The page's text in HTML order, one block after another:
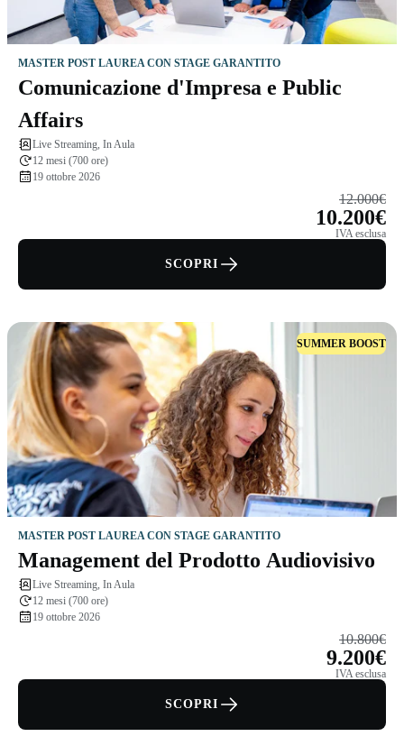
MASTER POST LAUREA CON STAGE GARANTITO
Comunicazione d'Impresa e Public
Affairs
Live Streaming, In Aula
12 mesi (700 ore)
19 ottobre 2026
12.000€
10.200€
IVA esclusa
SCOPRI
SUMMER BOOST
MASTER POST LAUREA CON STAGE GARANTITO
Management del Prodotto Audiovisivo
Live Streaming, In Aula
12 mesi (700 ore)
19 ottobre 2026
10.800€
9.200€
IVA esclusa
SCOPRI